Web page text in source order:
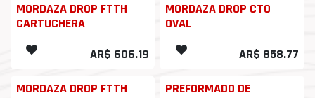
MORDAZA DROP FTTH
CARTUCHERA
AR$ 606.19
MORDAZA DROP CTO
OVAL
AR$ 858.77
MORDAZA DROP FTTH
PREFORMADO DE